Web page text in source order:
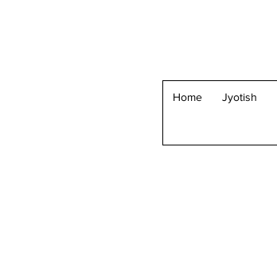
Home Jyotish